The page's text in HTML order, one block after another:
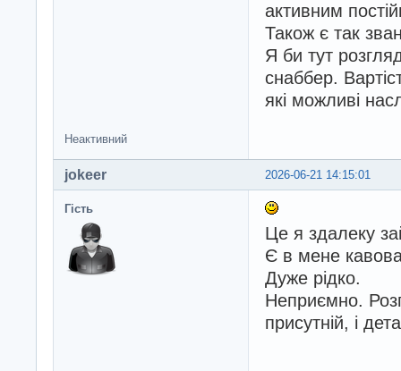
активним
Також є так
Я би тут
снаббер.
які можливі
Неактивний
2026-06-21 14:15:01
jokeer
Гість
Це я здалеку
Є в мене
Дуже рідко.
Неприємно.
присутній, і